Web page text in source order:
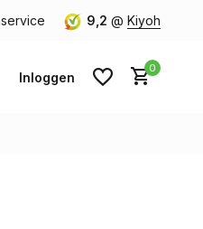
v.a. € 40,- (Alleen Nederland)
9,2 @ Kiyoh
Inloggen
0